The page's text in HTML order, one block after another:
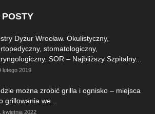
Dyżur Wrocław. Okulistyczny,
stomatologiczny,
SOR – Najbliższy Szpitalny...
lutego 2019
można zrobić grilla i ognisko – miejsca
grillowania we...
kwietnia 2022